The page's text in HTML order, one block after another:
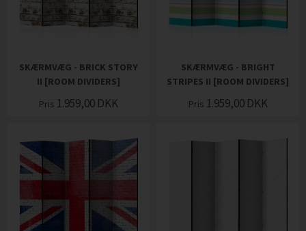
SKÆRMVÆG - BRICK STORY
II [ROOM DIVIDERS]
Pris 1.959,00 DKK
SKÆRMVÆG - BRIGHT
STRIPES II [ROOM DIVIDERS]
Pris 1.959,00 DKK